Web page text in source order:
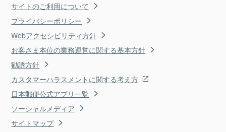
サイトのご利用について
プライバシーポリシー
Webアクセシビリティ方針
お客さま本位の業務運営に関する基本方針
勧誘方針
カスタマーハラスメントに関する考え方
日本郵便公式アプリ一覧
ソーシャルメディア
サイトマップ